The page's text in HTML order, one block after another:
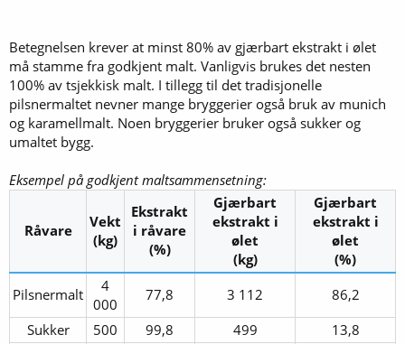
Betegnelsen krever at minst 80% av gjærbart ekstrakt i ølet
må stamme fra godkjent malt. Vanligvis brukes det nesten
100% av tsjekkisk malt. I tillegg til det tradisjonelle
pilsnermaltet nevner mange bryggerier også bruk av munich
og karamellmalt. Noen bryggerier bruker også sukker og
umaltet bygg.
Eksempel på godkjent maltsammensetning:
Råvare
Vekt
(kg)
Ekstrakt
i råvare
(%)
Gjærbart
ekstrakt i
ølet
(kg)
Gjærbart
ekstrakt i
ølet
(%)
Pilsnermalt​
4
000​
77,8​ 3 112​
86,2​
Sukker​
500​ 99,8​ 499​
13,8​